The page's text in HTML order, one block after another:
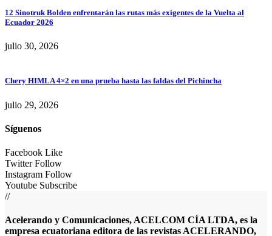
12 Sinotruk Bolden enfrentarán las rutas más exigentes de la Vuelta al
Ecuador 2026
julio 30, 2026
Chery HIMLA 4×2 en una prueba hasta las faldas del Pichincha
julio 29, 2026
Síguenos
Facebook Like
Twitter Follow
Instagram Follow
Youtube Subscribe
//
Acelerando y Comunicaciones, ACELCOM CÍA LTDA, es la
empresa ecuatoriana editora de las revistas ACELERANDO,